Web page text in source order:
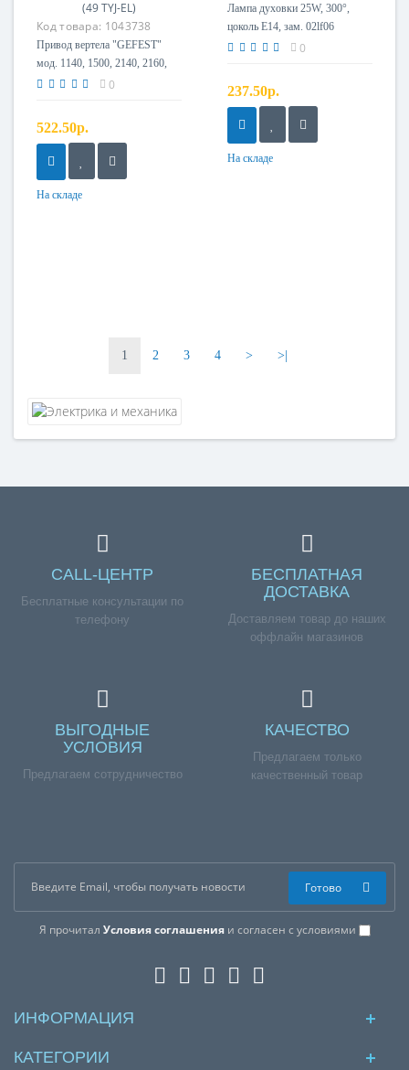
Код товара: 1043738
Привод вертела "GEFEST"
мод. 1140, 1500, 2140, 2160,
3200, 5100, 5300, 5500, 6140
0
522.50р.
На складе
Лампа духовки 25W, 300°,
цоколь E14, зам. 02lf06
0
237.50р.
На складе
1 2 3 4 > >|
CALL-ЦЕНТР
Бесплатные консультации по
телефону
БЕСПЛАТНАЯ
ДОСТАВКА
Доставляем товар до наших
оффлайн магазинов
ВЫГОДНЫЕ
УСЛОВИЯ
Предлагаем сотрудничество
КАЧЕСТВО
Предлагаем только
качественный товар
Я прочитал Условия соглашенияи согласен с условиями
Готово
ИНФОРМАЦИЯ
КАТЕГОРИИ